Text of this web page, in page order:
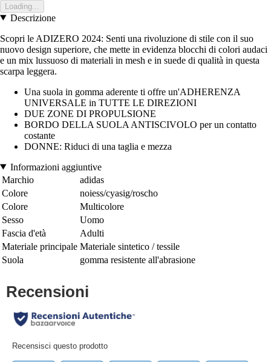
Loading...
Descrizione
Scopri le ADIZERO 2024: Senti una rivoluzione di stile con il suo
nuovo design superiore, che mette in evidenza blocchi di colori audaci
e un mix lussuoso di materiali in mesh e in suede di qualità in questa
scarpa leggera.
Una suola in gomma aderente ti offre un'ADHERENZA
UNIVERSALE in TUTTE LE DIREZIONI
DUE ZONE DI PROPULSIONE
BORDO DELLA SUOLA ANTISCIVOLO per un contatto
costante
DONNE: Riduci di una taglia e mezza
Informazioni aggiuntive
Marchio
adidas
Colore
noiess/cyasig/roscho
Colore
Multicolore
Sesso
Uomo
Fascia d'età
Adulti
Materiale principale Materiale sintetico / tessile
Suola
gomma resistente all'abrasione